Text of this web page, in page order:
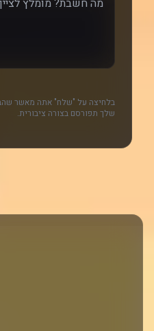
בלחיצה על "שלח" אתה מאשר
שלך תפורסם בצורה ציבורית.